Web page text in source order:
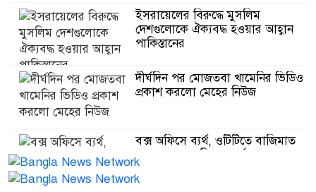
ইসরায়েলের বিরুদ্ধে মুসলিম
দেশগুলোকে ঐক্যবদ্ধ হওয়ার আহ্বান
পাকিস্তানের
দীর্ঘদিন পর মোজতবা খামেনির ভিডিও
প্রকাশ করলো মেহের নিউজ
বক্স অফিসে ব্যর্থ, ওটিটিতে বাজিমাত
মনোজ বাজপেয়ির ‘গভর্নর’